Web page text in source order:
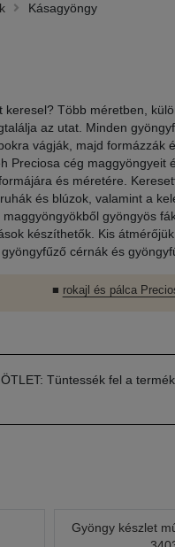
Kásagyöngy
Több méretben,
az utat. Minden
vágják, majd formázzák
Preciosa cég maggyöngyeit
és méretére.
és blúzok, valamint a
gyöngyös
készíthetők. Kis
cérnák és
■ rokajl és pálca
ÖTLET: Tüntessék fel a
Gyöngy készlet